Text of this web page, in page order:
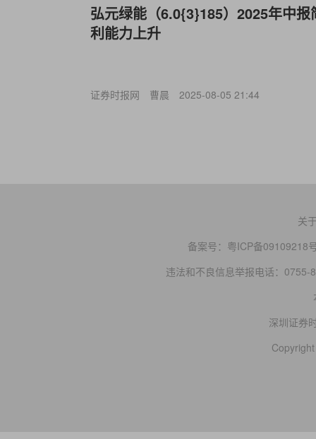
弘元绿能（6.0{3}185）2025年中
利能力上升
证券时报网 曹晨 2025-08-05 21:44
关
备案号： 粤ICP备09109218
违法和不良信息举报电话：0755-
深圳证券